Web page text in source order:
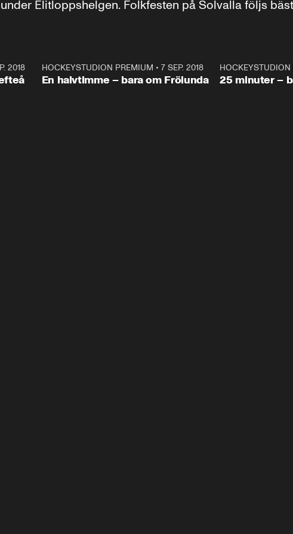
Elitloppshelgen. Folkfesten på Solvalla följs
30:55
2018 Plus 29:26
HOCKEYSTUDION PREMIUM • 7 SEP. 2018
En halvtimme – bara om Frölunda
Plus
HOCKEYSTUDION
25 minuter –